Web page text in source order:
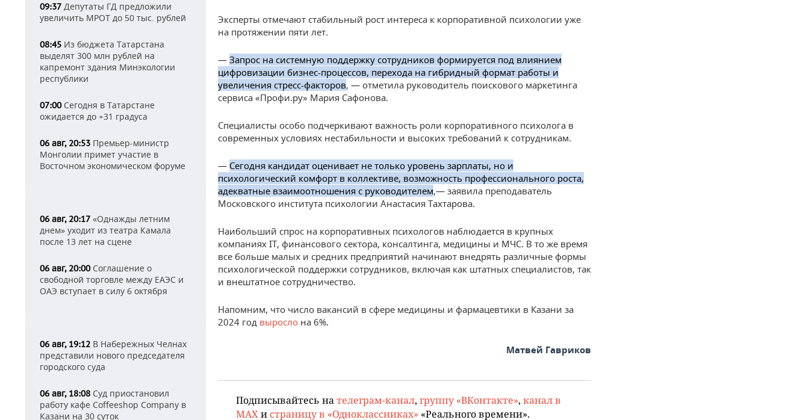
09:37 Депутаты ГД предложили
увеличить МРОТ до 50 тыс. рублей
08:45 Из бюджета Татарстана
выделят 300 млн рублей на
капремонт здания Минэкологии
республики
07:00Сегодня в Татарстане
ожидается до +31 градуса
06 авг, 20:53 Премьер-министр
Монголии примет участие в
Восточном экономическом форуме
06 авг, 20:17 «Однажды летним
днем» уходит из театра Камала
после 13 лет на сцене
06 авг, 20:00Соглашение о
свободной торговле между ЕАЭС и
ОАЭ вступает в силу 6 октября
06 авг, 19:12 В Набережных Челнах
представили нового председателя
городского суда
06 авг, 18:08 Суд приостановил
работу кафе Coffeeshop Company в
Казани на 30 суток
Эксперты отмечают стабильный рост интереса к корпоративной психологии уже
на протяжении пяти лет.
— Запрос на системную поддержку сотрудников формируется под влиянием
цифровизации бизнес-процессов, перехода на гибридный формат работы и
увеличения стресс-факторов, — отметила руководитель поискового маркетинга
сервиса «Профи.ру» Мария Сафонова.
Специалисты особо подчеркивают важность роли корпоративного психолога в
современных условиях нестабильности и высоких требований к сотрудникам.
— Сегодня кандидат оценивает не только уровень зарплаты, но и
психологический комфорт в коллективе, возможность профессионального роста,
адекватные взаимоотношения с руководителем,— заявила преподаватель
Московского института психологии Анастасия Тахтарова.
Наибольший спрос на корпоративных психологов наблюдается в крупных
компаниях IT, финансового сектора, консалтинга, медицины и МЧС. В то же время
все больше малых и средних предприятий начинают внедрять различные формы
психологической поддержки сотрудников, включая как штатных специалистов, так
и внештатное сотрудничество.
Напомним, что число вакансий в сфере медицины и фармацевтики в Казани за
2024 год выросло на 6%.
Матвей Гавриков
Подписывайтесь нателеграм-канал, группу «ВКонтакте», канал в
MAXи страницу в «Одноклассниках» «Реального времени».